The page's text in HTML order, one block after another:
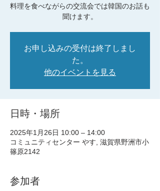
料理を食べながらの交流会では韓国のお話も
お申し込みの受付は終了しまし
た。
他のイベントを見る
日時・場所
2025年1月26日 10:00 – 14:00
コミュニティセンター やす, 滋賀県野洲市小
篠原2142
参加者